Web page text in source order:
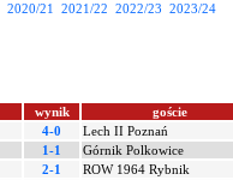
2020/21 2021/22 2022/23 2023/24
wynik goście
4-0 Lech II Poznań
1-1 Górnik Polkowice
2-1 ROW 1964 Rybnik